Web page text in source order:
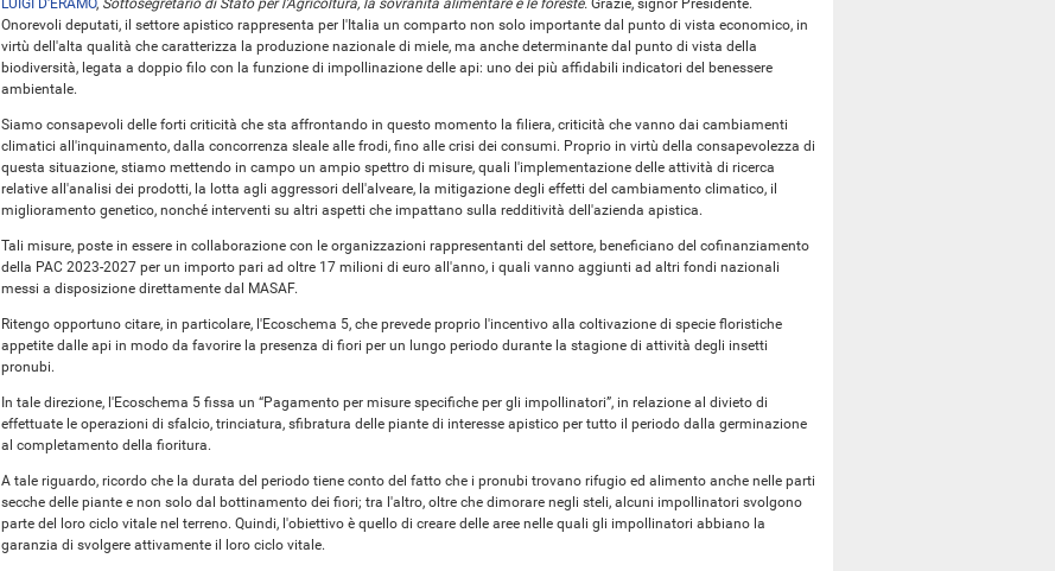
LUIGI D'ERAMO, Sottosegretario di Stato per l'Agricoltura, la sovranità alimentare e le foreste. Grazie, signor Presidente.
Onorevoli deputati, il settore apistico rappresenta per l'Italia un comparto non solo importante dal punto di vista economico, in
virtù dell'alta qualità che caratterizza la produzione nazionale di miele, ma anche determinante dal punto di vista della
biodiversità, legata a doppio filo con la funzione di impollinazione delle api: uno dei più affidabili indicatori del benessere
ambientale.
Siamo consapevoli delle forti criticità che sta affrontando in questo momento la filiera, criticità che vanno dai cambiamenti
climatici all'inquinamento, dalla concorrenza sleale alle frodi, fino alle crisi dei consumi. Proprio in virtù della consapevolezza di
questa situazione, stiamo mettendo in campo un ampio spettro di misure, quali l'implementazione delle attività di ricerca
relative all'analisi dei prodotti, la lotta agli aggressori dell'alveare, la mitigazione degli effetti del cambiamento climatico, il
miglioramento genetico, nonché interventi su altri aspetti che impattano sulla redditività dell'azienda apistica.
Tali misure, poste in essere in collaborazione con le organizzazioni rappresentanti del settore, beneficiano del cofinanziamento
della PAC 2023-2027 per un importo pari ad oltre 17 milioni di euro all'anno, i quali vanno aggiunti ad altri fondi nazionali
messi a disposizione direttamente dal MASAF.
Ritengo opportuno citare, in particolare, l'Ecoschema 5, che prevede proprio l'incentivo alla coltivazione di specie floristiche
appetite dalle api in modo da favorire la presenza di fiori per un lungo periodo durante la stagione di attività degli insetti
pronubi.
In tale direzione, l'Ecoschema 5 fissa un “Pagamento per misure specifiche per gli impollinatori”, in relazione al divieto di
effettuate le operazioni di sfalcio, trinciatura, sfibratura delle piante di interesse apistico per tutto il periodo dalla germinazione
al completamento della fioritura.
A tale riguardo, ricordo che la durata del periodo tiene conto del fatto che i pronubi trovano rifugio ed alimento anche nelle parti
secche delle piante e non solo dal bottinamento dei fiori; tra l'altro, oltre che dimorare negli steli, alcuni impollinatori svolgono
parte del loro ciclo vitale nel terreno. Quindi, l'obiettivo è quello di creare delle aree nelle quali gli impollinatori abbiano la
garanzia di svolgere attivamente il loro ciclo vitale.